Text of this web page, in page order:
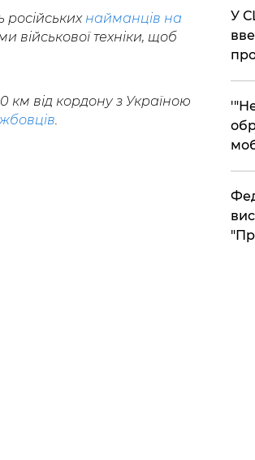
російських найманців на
техніки, щоб
км від кордону з Україною
​У